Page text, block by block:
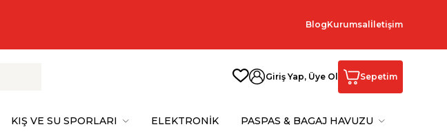
BlogKurumsal İletişim
Giriş Yap, Üye Ol Sepetim
KIŞ VE SU SPORLARI ELEKTRONİK PASPAS & BAGAJ HAVUZU